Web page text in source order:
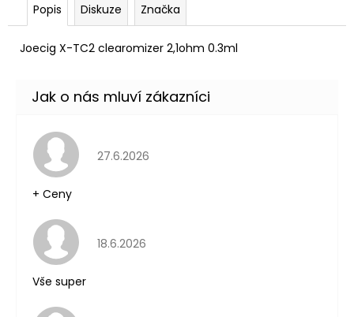
Popis Diskuze Značka
Joecig X-TC2 clearomizer 2,1ohm 0.3ml
Hodnocení obchodu je 5 z 5 hvězdiček.
27.6.2026
+ Ceny
Hodnocení obchodu je 5 z 5 hvězdiček.
18.6.2026
Vše super
DEKANG
10ML
11MG
Původně:
195